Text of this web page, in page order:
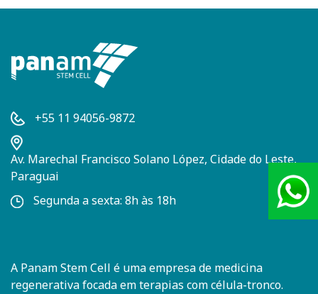
+55 11 94056-9872
Av. Marechal Francisco Solano López, Cidade do Leste,
Paraguai
Segunda a sexta: 8h às 18h
A Panam Stem Cell é uma empresa de medicina
regenerativa focada em terapias com célula-tronco.
+55